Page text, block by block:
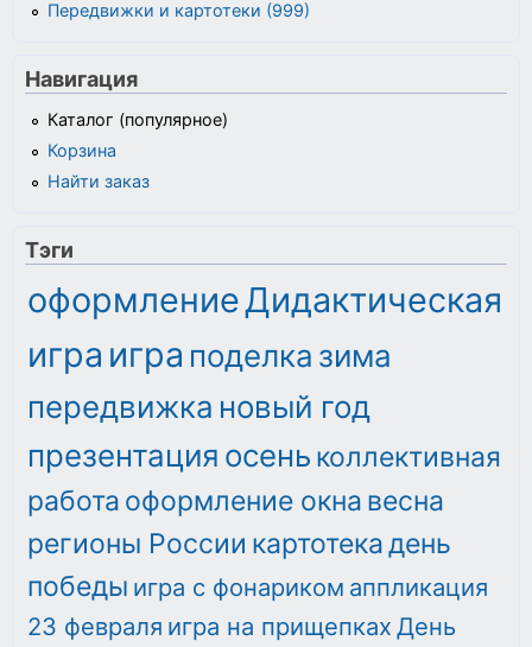
Передвижки и картотеки (999)
Навигация
Каталог (популярное)
Корзина
Найти заказ
Тэги
оформлениеДидактическая
игра игра поделка зима
передвижка новый год
презентация осень коллективная
работа оформление окна весна
регионы России картотекадень
победы игра с фонариком аппликация
23 февраля игра на прищепках День